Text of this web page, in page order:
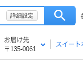
詳細設定
お届け先
〒135-0061
スイート